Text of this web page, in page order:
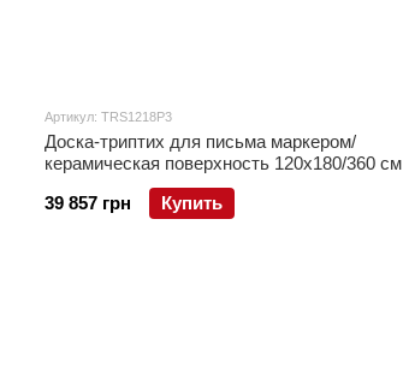
Артикул: TRS1218P3
Доска-триптих для письма маркером/
керамическая поверхность 120x180/360 см
39 857 грн
Купить